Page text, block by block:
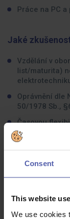
Consent
This website
We use cookies
Práce na PC
Jaké
Vzdělání v
list/maturita)
Oprávnění dle
50/1978 Sb.,
Časovou
směny (pouze
Po zbytek
Ochotu učit
Co dostanete